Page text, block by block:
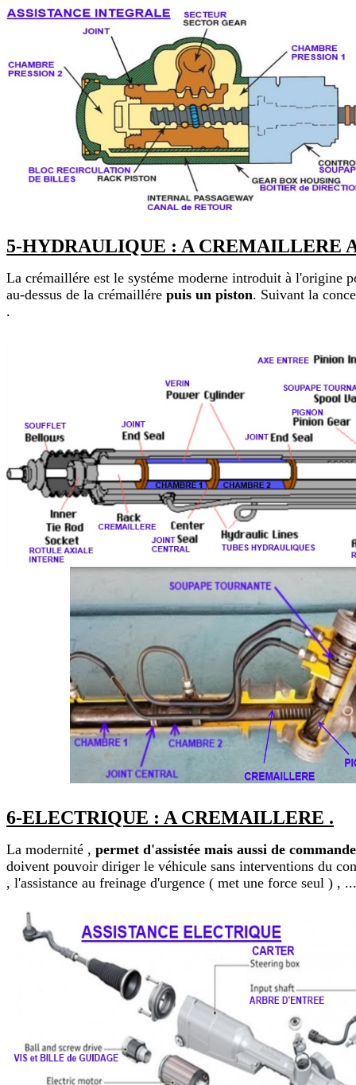
5-HYDRAULIQUE : A CREMAILLERE
La crémaillére est le systéme moderne introduit à l'origine
au-dessus de la crémaillére puis un piston. Suivant la
.
6-ELECTRIQUE : A CREMAILLERE .
La modernité , permet d'assistée mais aussi de
doivent pouvoir diriger le véhicule sans interventions du
, l'assistance au freinage d'urgence ( met une force seul ) , ...